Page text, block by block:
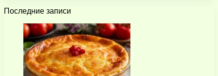
Последние записи